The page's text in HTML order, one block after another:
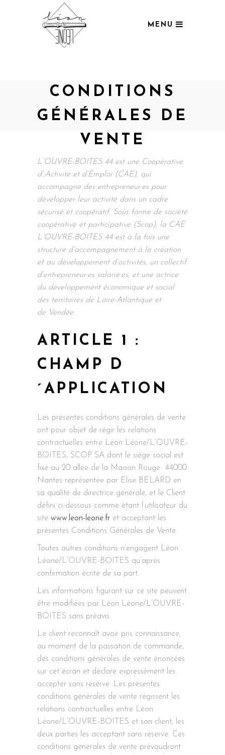
MENU
CONDITIONS
GÉNÉRALES DE
VENTE
L’OUVRE-BOITES 44 est une Coopérative
d’;Activité et d’Emploi (CAE), qui
accompagne des entrepreneur·es pour
développer leur activité dans un cadre
sécurisé et coopératif. Sous forme de société
coopérative et participative (Scop), la CAE
L’OUVRE-BOITES 44 est à la fois une
structure d’accompagnement à la création
et au développement d’activités, un collectif
d’entrepreneur·es salarié·es, et une actrice
du développement économique et social
des territoires de Loire-Atlantique et
de Vendée.
ARTICLE 1 :
CHAMP D
´APPLICATION
Les présentes conditions générales de vente
ont pour objet de régir les relations
contractuelles entre Léon Léone/L’OUVRE-
BOITES, SCOP SA dont le siège social est
fixé au 20 allée de la Maison Rouge 44000
Nantes représentée par Elise BELARD en
sa qualité de directrice générale, et le Client
défini ci-dessous comme étant l’utilisateur du
site www.leon-leone.fr et acceptant les
présentes Conditions Générales de Vente.
Toutes autres conditions n’engagent Léon
Léone/L’OUVRE-BOITES qu’après
confirmation écrite de sa part.
Les informations figurant sur ce site peuvent
être modifiées par Léon Léone/L’OUVRE-
BOITES sans préavis.
Le client reconnaît avoir pris connaissance,
au moment de la passation de commande,
des conditions générales de vente énoncées
sur cet écran et déclare expressément les
accepter sans réserve. Les présentes
conditions générales de vente régissent les
relations contractuelles entre Léon
Léone/L’OUVRE-BOITES et son client, les
deux parties les acceptant sans réserve. Ces
conditions générales de vente prévaudront